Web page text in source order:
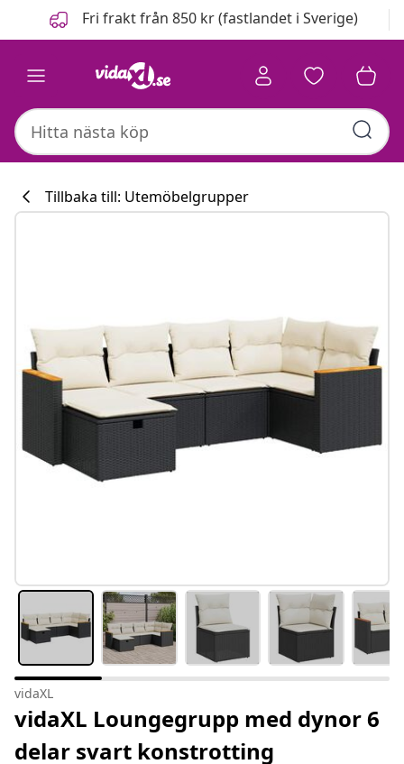
FöregåendeFri frakt från 850 kr (fastlandet i Sverige)
Tillbaka till: Utemöbelgrupper
vidaXL
vidaXL Loungegrupp med dynor 6
delar svart konstrotting